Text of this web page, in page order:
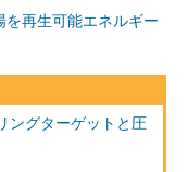
再生可能エネルギー
ングターゲットと圧